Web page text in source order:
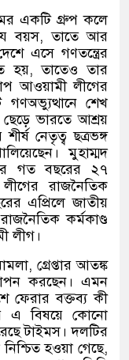
একটি গ্রুপ কলে
বয়স,তাতে আর
এসে গণতন্ত্রের
হয়,তাতেও তার
আওয়ামী লীগের
শেখ
ছেড়ে ভারতে আশ্রয়
নেতৃত্ব ছত্রভঙ্গ
মুহাম্মদ
গত বছরের ২৭
রাজনৈতিক
এপ্রিলে জাতীয়
কর্মকাণ্ড
লীগ।
, গ্রেপ্তার আতঙ্ক
করছেন। এমন
ফেরার বক্তব্য কী
এ বিষয়ে কোনো
টাইমস। দলটির
হওয়া গেছে,